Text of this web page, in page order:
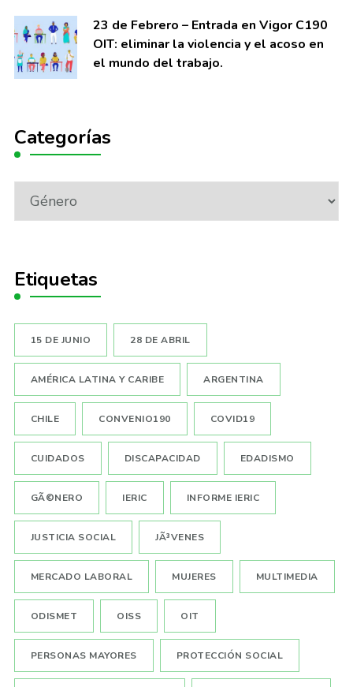
23 de Febrero – Entrada en Vigor C190
OIT: eliminar la violencia y el acoso en
el mundo del trabajo.
Categorías
Categorías
Etiquetas
15 DE JUNIO 28 DE ABRIL
AMÉRICA LATINA Y CARIBE ARGENTINA
CHILE CONVENIO190 COVID19
CUIDADOS DISCAPACIDAD EDADISMO
GÃ©NERO IERIC INFORME IERIC
JUSTICIA SOCIAL JÃ³VENES
MERCADO LABORAL MUJERES MULTIMEDIA
ODISMET OISS OIT
PERSONAS MAYORES PROTECCIÓN SOCIAL